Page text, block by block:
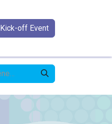
Kick-off Event